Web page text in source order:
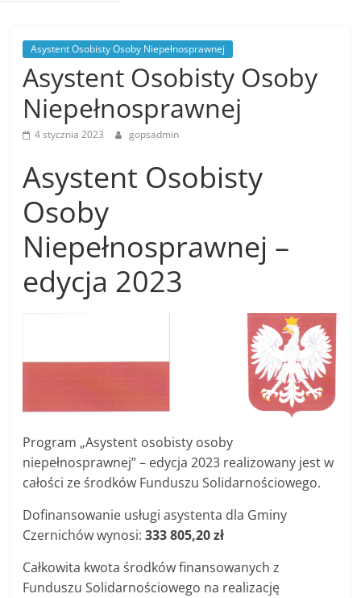
Asystent Osobisty Osoby Niepełnosprawnej
Asystent Osobisty Osoby
Niepełnosprawnej
4 stycznia 2023 gopsadmin
Asystent Osobisty
Osoby
Niepełnosprawnej –
edycja 2023
Program „Asystent osobisty osoby
niepełnosprawnej” – edycja 2023 realizowany jest w
całości ze środków Funduszu Solidarnościowego.
Dofinansowanie usługi asystenta dla Gminy
Czernichów wynosi:333 805,20 zł
Całkowita kwota środków finansowanych z
Funduszu Solidarnościowego na realizację